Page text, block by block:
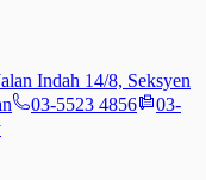
Indah 14/8, Seksyen
03-5523 4856
03-